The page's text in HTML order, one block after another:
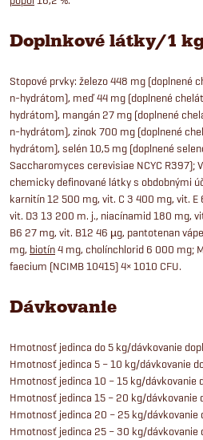
Doplnkové látky/1
Stopové prvky: železo 448 mg (doplnené
n-hydrátom), meď 44 mg (doplnené
hydrátom), mangán 27 mg (doplnené
n-hydrátom), zinok 700 mg (doplnené
hydrátom), selén 10,5 mg (doplnené
Saccharomyces cerevisiae NCYC R397);
chemicky definované látky s obdobnými
karnitín 12 500 mg, vit. C 3 400 mg, vit.
vit. D3 13 200 m. j., niacínamid 180 mg,
B6 27 mg, vit. B12 46 µg, pantotenan
mg, biotín4 mg, cholínchlorid 6 000 mg;
faecium (NCIMB 10415) 4× 1010 CFU.
Dávkovanie
Hmotnosť jedinca do 5 kg/dávkovanie
Hmotnosť jedinca 5 – 10 kg/dávkovanie
Hmotnosť jedinca 10 – 15 kg/dávkovanie
Hmotnosť jedinca 15 – 20 kg/dávkovanie
Hmotnosť jedinca 20 – 25 kg/dávkovanie
Hmotnosť jedinca 25 – 30 kg/dávkovanie